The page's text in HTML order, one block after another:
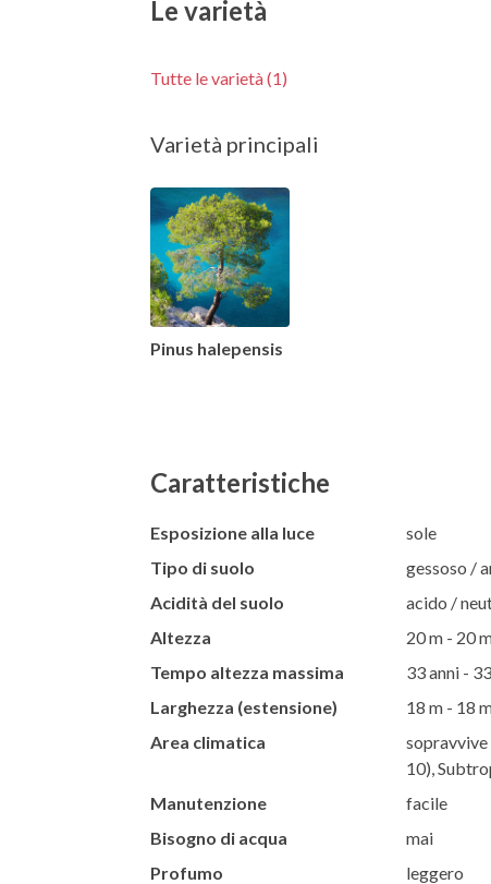
Le varietà
Tutte le varietà (1)
Varietà principali
Pinus halepensis
Caratteristiche
Esposizione alla luce
sole
Tipo di suolo
gessoso /
Acidità del suolo
acido /
Altezza
20 m - 20
Tempo altezza massima
33 anni -
Larghezza (estensione)
18 m - 18
Area climatica
sopravvive
10),
Manutenzione
facile
Bisogno di acqua
mai
Profumo
leggero